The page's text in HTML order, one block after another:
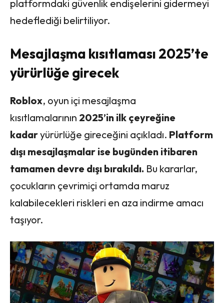
platformdaki güvenlik endişelerini gidermeyi
hedeflediği belirtiliyor.
Mesajlaşma kısıtlaması 2025’te
yürürlüğe girecek
Roblox, oyun içi mesajlaşma
kısıtlamalarının 2025’in ilk çeyreğine
kadaryürürlüğe gireceğini açıkladı. Platform
dışı mesajlaşmalar ise bugünden itibaren
tamamen devre dışı bırakıldı. Bu kararlar,
çocukların çevrimiçi ortamda maruz
kalabilecekleri riskleri en aza indirme amacı
taşıyor.